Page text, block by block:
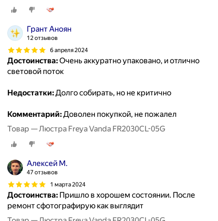
Грант Аноян
12 отзывов
6 апреля 2024
Достоинства:Очень аккуратно упаковано, и отлично
световой поток
Недостатки:Долго собирать, но не критично
Комментарий:Доволен покупкой, не пожалел
Товар — Люстра Freya Vanda FR2030CL-05G
Алексей М.
47 отзывов
1 марта 2024
Достоинства: Пришло в хорошем состоянии. После
ремонт сфотографирую как выглядит